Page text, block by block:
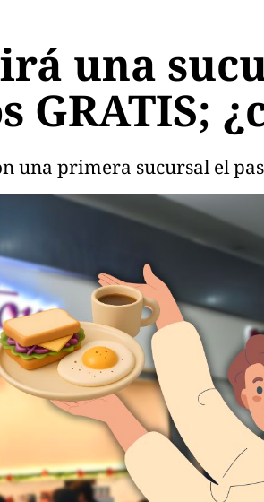
una
GRATIS;
una primera sucursal el